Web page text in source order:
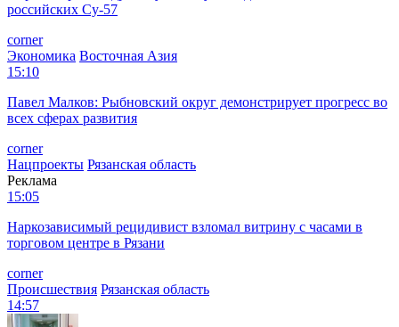
российских Су-57
corner
Экономика Восточная Азия
15:10
Павел Малков: Рыбновский округ демонстрирует прогресс во
всех сферах развития
corner
Нацпроекты Рязанская область
Реклама
15:05
Наркозависимый рецидивист взломал витрину с часами в
торговом центре в Рязани
corner
Происшествия Рязанская область
14:57